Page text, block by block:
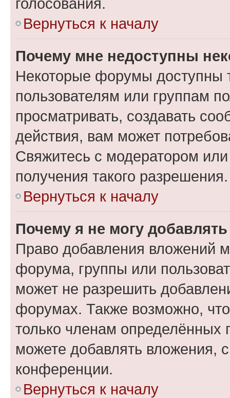
Вернуться к началу
Почему мне недоступны
Некоторые форумы доступны
пользователям или группам
просматривать, создавать
действия, вам может
Свяжитесь с модератором
получения такого разрешения.
Вернуться к началу
Почему я не могу
Право добавления вложений
форума, группы или
может не разрешить
форумах. Также возможно,
только членам определённых
можете добавлять вложения,
конференции.
Вернуться к началу